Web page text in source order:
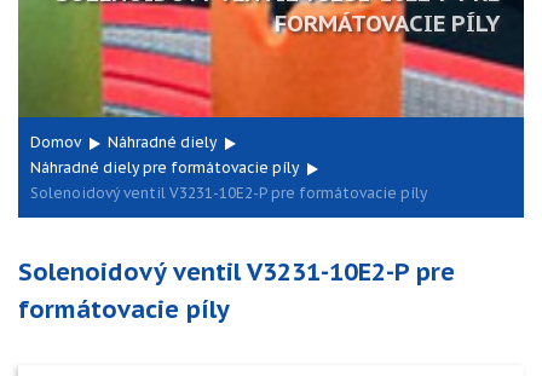
FORMÁTOVACIE PÍLY
Domov
Náhradné diely
Náhradné diely pre formátovacie píly
Solenoidový ventil V3231-10E2-P pre formátovacie píly
Solenoidový ventil V3231-10E2-P pre
formátovacie píly